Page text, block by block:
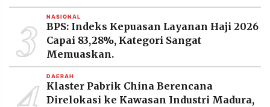
3
NASIONAL
BPS: Indeks Kepuasan Layanan Haji 2026
Capai 83,28%, Kategori Sangat
Memuaskan.
DAERAH
Klaster Pabrik China Berencana
Direlokasi ke Kawasan Industri Madura,